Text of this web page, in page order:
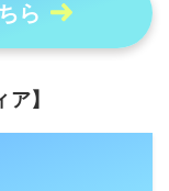
ら
】